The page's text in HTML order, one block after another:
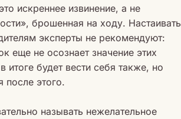
искреннее извинение, а не
брошенная на ходу. Настаивать
эксперты не рекомендуют:
еще не осознает значение этих
итоге будет вести себя также, но
после этого.
называть нежелательное